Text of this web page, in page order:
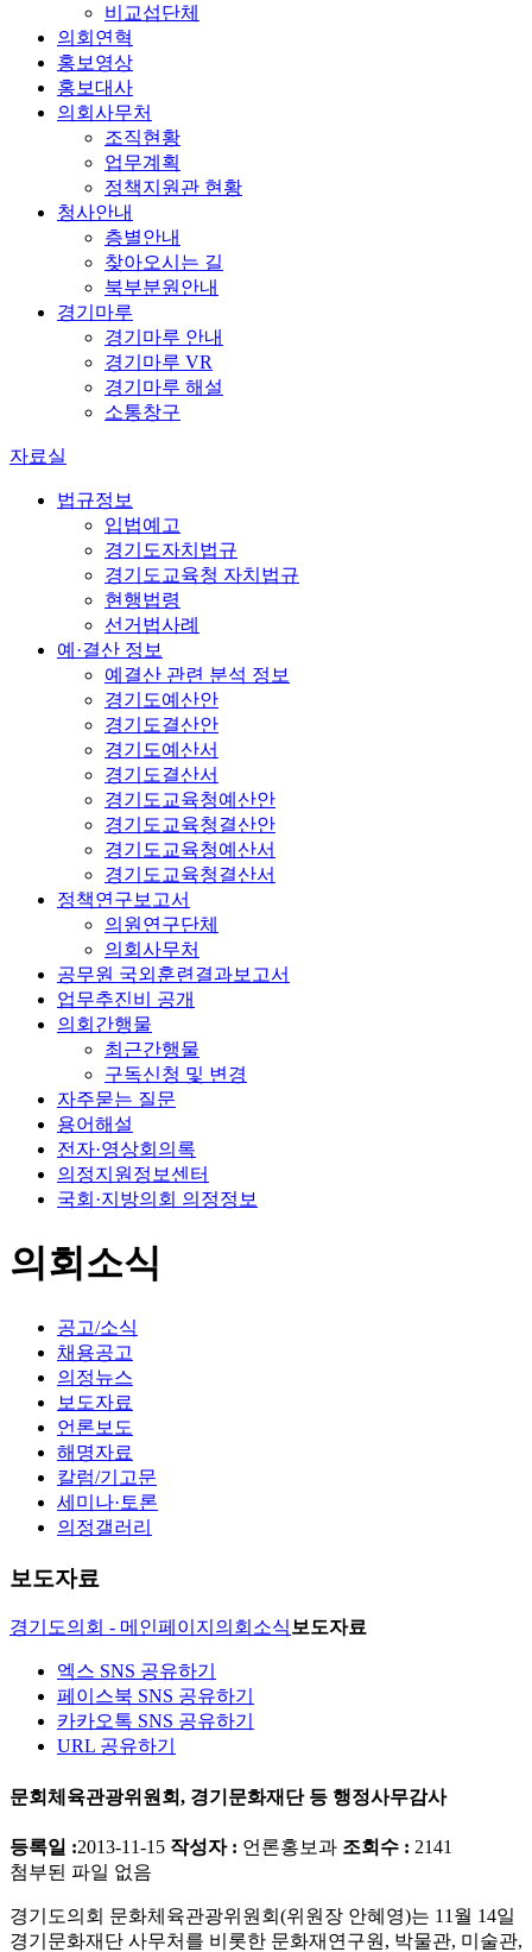
비교섭단체
의회연혁
홍보영상
홍보대사
의회사무처
조직현황
업무계획
정책지원관 현황
청사안내
층별안내
찾아오시는 길
북부분원안내
경기마루
경기마루 안내
경기마루 VR
경기마루 해설
소통창구
자료실
법규정보
입법예고
경기도자치법규
경기도교육청 자치법규
현행법령
선거법사례
예·결산 정보
예결산 관련 분석 정보
경기도예산안
경기도결산안
경기도예산서
경기도결산서
경기도교육청예산안
경기도교육청결산안
경기도교육청예산서
경기도교육청결산서
정책연구보고서
의원연구단체
의회사무처
공무원 국외훈련결과보고서
업무추진비 공개
의회간행물
최근간행물
구독신청 및 변경
자주묻는 질문
용어해설
전자·영상회의록
의정지원정보센터
국회·지방의회 의정정보
의회소식
공고/소식
채용공고
의정뉴스
보도자료
언론보도
해명자료
칼럼/기고문
세미나·토론
의정갤러리
보도자료
경기도의회 - 메인페이지 의회소식보도자료
엑스 SNS 공유하기
페이스북 SNS 공유하기
카카오톡 SNS 공유하기
URL 공유하기
문회체육관광위원회, 경기문화재단 등 행정사무감사
등록일 :2013-11-15 작성자 : 언론홍보과 조회수 : 2141
첨부된 파일 없음
경기도의회 문화체육관광위원회(위원장 안혜영)는 11월 14일
경기문화재단 사무처를 비롯한 문화재연구원, 박물관, 미술관,